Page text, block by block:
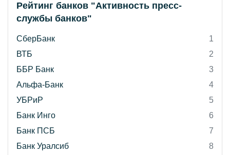
Рейтинг банков "Активность пресс-
службы банков"
СберБанк
1
ВТБ
2
ББР Банк
3
Альфа-Банк
4
УБРиР
5
Банк Инго
6
Банк ПСБ
7
Банк Уралсиб
8